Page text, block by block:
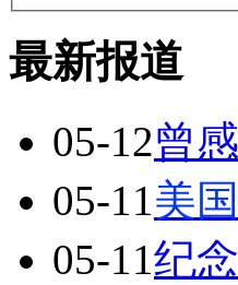
最新报道
05-12曾
05-11美
05-11纪